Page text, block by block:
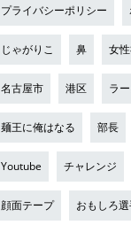
プライバシーポリシー
じゃがりこ 鼻 女
名古屋市 港区 ラ
麺王に俺はなる 部長
Youtube チャレンジ
顔面テープ おもしろ